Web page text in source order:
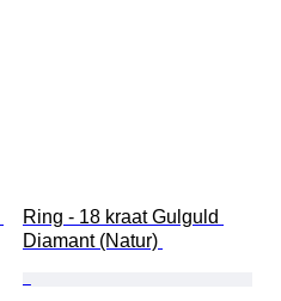
Ring - 18 kraat Gulguld
Diamant (Natur)